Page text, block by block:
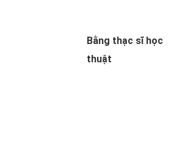
Bằng thạc sĩ học
thuật